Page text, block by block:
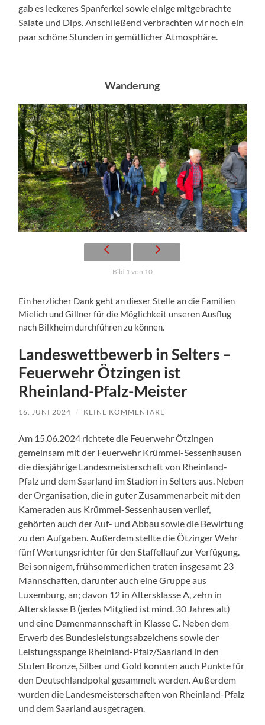
gab es leckeres Spanferkel sowie einige mitgebrachte
Salate und Dips. Anschließend verbrachten wir noch ein
paar schöne Stunden in gemütlicher Atmosphäre.
Wanderung
Bild 1 von 10
Ein herzlicher Dank geht an dieser Stelle an die Familien
Mielich und Gillner für die Möglichkeit unseren Ausflug
nach Bilkheim durchführen zu können.
Landeswettbewerb in Selters –
Feuerwehr Ötzingen ist
Rheinland-Pfalz-Meister
16. JUNI 2024 / KEINE KOMMENTARE
Am 15.06.2024 richtete die Feuerwehr Ötzingen
gemeinsam mit der Feuerwehr Krümmel-Sessenhausen
die diesjährige Landesmeisterschaft von Rheinland-
Pfalz und dem Saarland im Stadion in Selters aus. Neben
der Organisation, die in guter Zusammenarbeit mit den
Kameraden aus Krümmel-Sessenhausen verlief,
gehörten auch der Auf- und Abbau sowie die Bewirtung
zu den Aufgaben. Außerdem stellte die Ötzinger Wehr
fünf Wertungsrichter für den Staffellauf zur Verfügung.
Bei sonnigem, frühsommerlichen traten insgesamt 23
Mannschaften, darunter auch eine Gruppe aus
Luxemburg, an; davon 12 in Altersklasse A, zehn in
Altersklasse B (jedes Mitglied ist mind. 30 Jahres alt)
und eine Damenmannschaft in Klasse C. Neben dem
Erwerb des Bundesleistungsabzeichens sowie der
Leistungsspange Rheinland-Pfalz/Saarland in den
Stufen Bronze, Silber und Gold konnten auch Punkte für
den Deutschlandpokal gesammelt werden. Außerdem
wurden die Landesmeisterschaften von Rheinland-Pfalz
und dem Saarland ausgetragen.